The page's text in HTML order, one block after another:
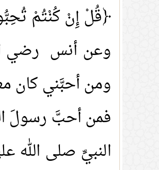
﴿قُلْ إِنْ كُنْتُمْ
وعن أنس رضي
ومن أحبَّني كان
فمن أحبَّ رسولَ
النبيِّ صلى الله